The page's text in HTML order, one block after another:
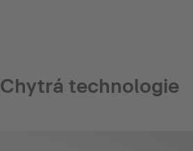
Chytrá technologie